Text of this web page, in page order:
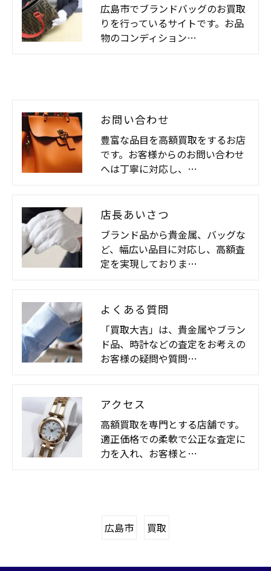
広島市でブランドバッグのお買取
りを行っているサイトです。お品
物のコンディション…
お問い合わせ
豊富な品目を高額買取をするお店
です。お客様からのお問い合わせ
へは丁寧に対応し、…
店長あいさつ
ブランド品から貴金属、バッグな
ど、幅広い品目に対応し、高額査
定を実現しておりま…
よくある質問
「買取大吉」は、貴金属やブラン
ド品、時計などの査定をお考えの
お客様の疑問や質問…
アクセス
高額買取を専門とする店舗です。
適正価格での柔軟で公正な査定に
力を入れ、お客様と…
広島市 買取